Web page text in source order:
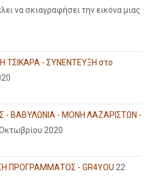
να σκιαγραφήσει την εικόνα μιας
ΤΣΙΚΑΡΑ - ΣΥΝΕΝΤΕΥΞΗ στο
- ΒΑΒΥΛΩΝΙΑ - ΜΟΝΗ ΛΑΖΑΡΙΣΤΩΝ -
2020
ΠΡΟΓΡΑΜΜΑΤΟΣ - GR4YOU 22